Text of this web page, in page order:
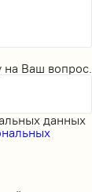
на Ваш вопрос.
данных